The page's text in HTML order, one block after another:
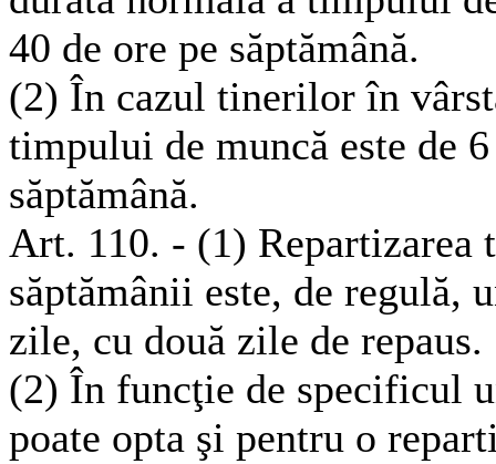
40 de ore pe săptămână.
(2) În cazul tinerilor în
timpului de muncă este de
săptămână.
Art. 110. - (1)
săptămânii este, de regulă,
zile, cu două zile de repaus.
(2) În funcţie de specificul
poate opta şi pentru o